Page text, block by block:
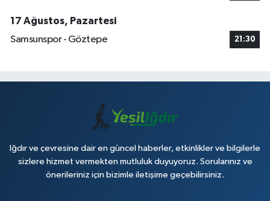
17 Ağustos, Pazartesi
Samsunspor - Göztepe
21:30
Iğdır ve çevresine dair en güncel haberler, etkinlikler ve bilgilerle
sizlere hizmet vermekten mutluluk duyuyoruz. Sorularınız ve
önerileriniz için bizimle iletişime geçebilirsiniz.